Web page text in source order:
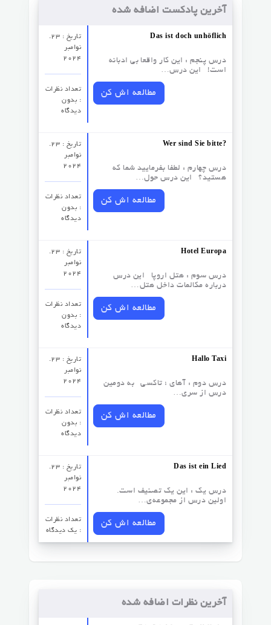
آخرین پادکست اضافه شده
تاریخ : 23.
نوامبر
2024
تعداد نظرات‌
: بدون
دیدگاه
Das ist doch unhöflich
درس پنجم : این کار واقعا بی ادبانه
است! این درس…
مطالعه اش کن
تاریخ : 23.
نوامبر
2024
تعداد نظرات‌
: بدون
دیدگاه
Wer sind Sie bitte?
درس چهارم : لطفا بفرمایید شما که
هستید؟ این درس حول…
مطالعه اش کن
تاریخ : 23.
نوامبر
2024
تعداد نظرات‌
: بدون
دیدگاه
Hotel Europa
درس سوم :‌ هتل اروپا این درس
درباره مکالمات داخل هتل…
مطالعه اش کن
تاریخ : 23.
نوامبر
2024
تعداد نظرات‌
: بدون
دیدگاه
Hallo Taxi
درس دوم : آهای ؛ تاکسی به دومین
درس از سری…
مطالعه اش کن
تاریخ : 23.
نوامبر
2024
تعداد نظرات‌
: یک دیدگاه
Das ist ein Lied
درس یک : این یک تصنیف است.
اولین درس از مجموعه‌ی…
مطالعه اش کن
آخرین نظرات اضافه شده